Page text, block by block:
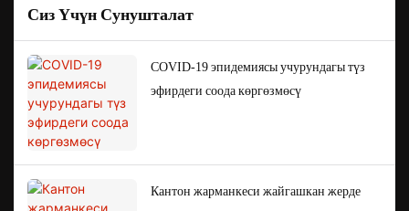
Сиз Үчүн Сунушталат
COVID-19 эпидемиясы учурундагы түз
эфирдеги соода көргөзмөсү
Кантон жарманкеси жайгашкан жерде